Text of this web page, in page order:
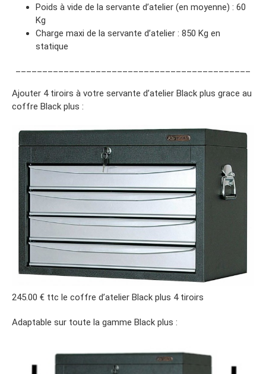
Poids à vide de la servante d’atelier (en moyenne) : 60
Kg
Charge maxi de la servante d’atelier : 850 Kg en
statique
Ajouter 4 tiroirs à votre servante d’atelier Black plus grace au
coffre Black plus :
245.00 € ttc le coffre d’atelier Black plus 4 tiroirs
Adaptable sur toute la gamme Black plus :